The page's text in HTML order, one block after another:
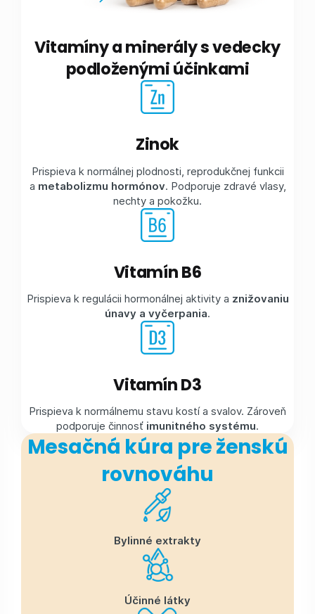
Vitamíny a minerály s vedecky
podloženými účinkami
Zinok
Prispieva k normálnej plodnosti, reprodukčnej funkcii
a metabolizmu hormónov. Podporuje zdravé vlasy,
nechty a pokožku.
Vitamín B6
Prispieva k regulácii hormonálnej aktivity a znižovaniu
únavy a vyčerpania.
Vitamín D3
Prispieva k normálnemu stavu kostí a svalov. Zároveň
podporuje činnosť imunitného systému.
Mesačná kúra pre ženskú
rovnováhu
Bylinné extrakty
Účinné látky